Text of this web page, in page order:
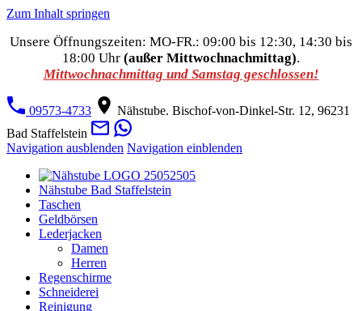
Zum Inhalt springen
Unsere Öffnungszeiten: MO-FR.: 09:00 bis 12:30, 14:30 bis
18:00 Uhr (außer Mittwochnachmittag).
Mittwochnachmittag und Samstag geschlossen!
09573-4733
Nähstube. Bischof-von-Dinkel-Str. 12, 96231
Bad Staffelstein
Navigation ausblenden Navigation einblenden
Nähstube Bad Staffelstein
Taschen
Geldbörsen
Lederjacken
Damen
Herren
Regenschirme
Schneiderei
Reinigung